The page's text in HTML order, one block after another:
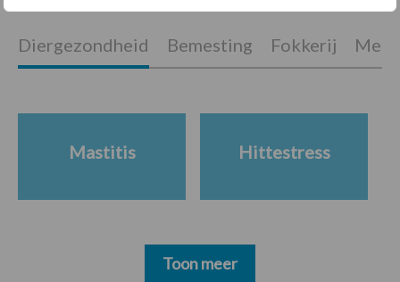
Diergezondheid Bemesting Fokkerij
Mastitis Hittestress
Toon meer